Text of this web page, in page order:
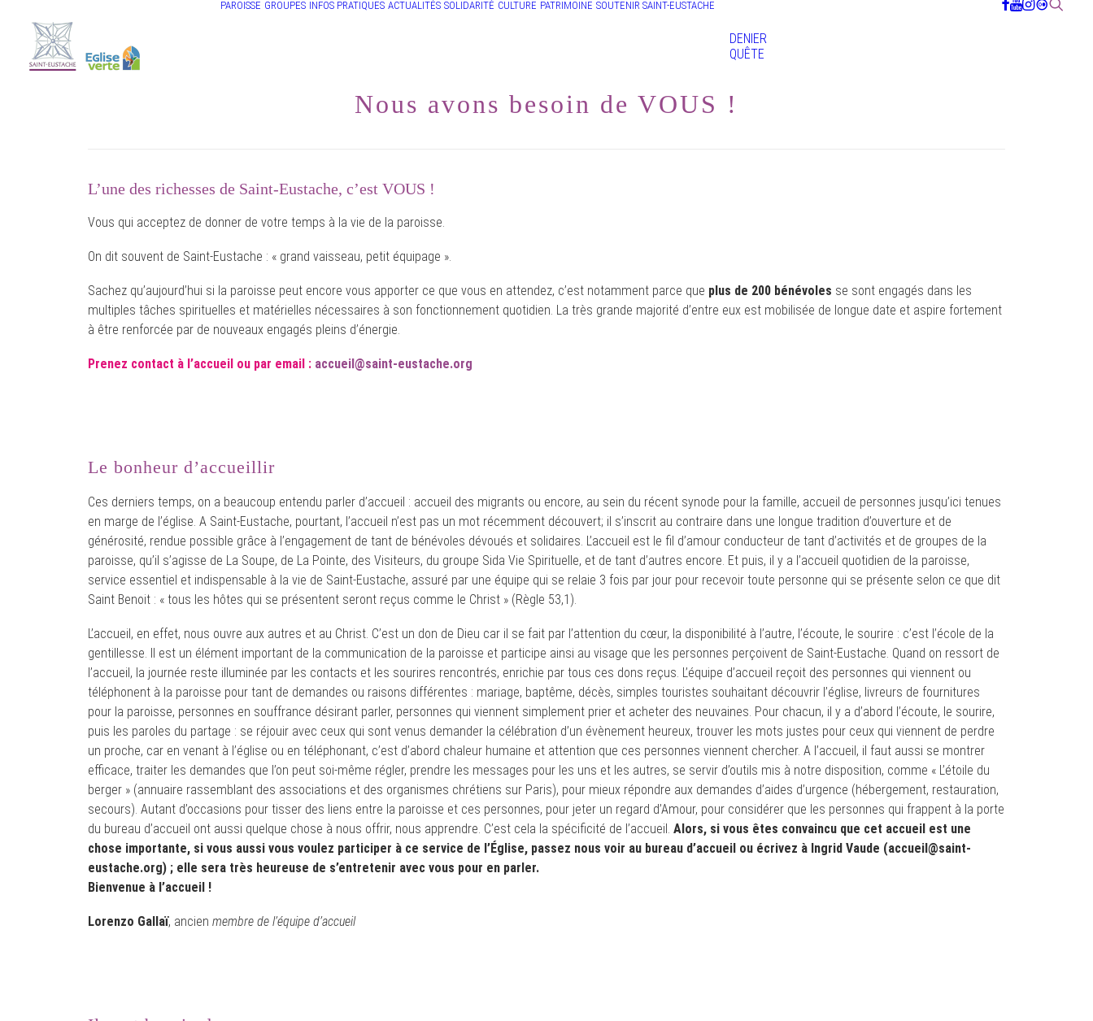
PAROISSE GROUPES INFOS PRATIQUES ACTUALITÉS SOLIDARITÉ CULTURE PATRIMOINE SOUTENIR SAINT-EUSTACHE
DENIER
QUÊTE
Nous avons besoin de VOUS !
L’une des richesses de Saint-Eustache, c’est VOUS !
Vous qui acceptez de donner de votre temps à la vie de la paroisse.
On dit souvent de Saint-Eustache : « grand vaisseau, petit équipage ».
Sachez qu’aujourd’hui si la paroisse peut encore vous apporter ce que vous en attendez, c’est notamment parce que plus de 200 bénévoles se sont engagés dans les
multiples tâches spirituelles et matérielles nécessaires à son fonctionnement quotidien. La très grande majorité d’entre eux est mobilisée de longue date et aspire fortement
à être renforcée par de nouveaux engagés pleins d’énergie.
Prenez contact à l’accueil ou par email : accueil@saint-eustache.org
Le bonheur d’accueillir
Ces derniers temps, on a beaucoup entendu parler d’accueil : accueil des migrants ou encore, au sein du récent synode pour la famille, accueil de personnes jusqu’ici tenues
en marge de l’église. A Saint-Eustache, pourtant, l’accueil n’est pas un mot récemment découvert; il s’inscrit au contraire dans une longue tradition d’ouverture et de
générosité, rendue possible grâce à l’engagement de tant de bénévoles dévoués et solidaires. L’accueil est le fil d’amour conducteur de tant d’activités et de groupes de la
paroisse, qu’il s’agisse de La Soupe, de La Pointe, des Visiteurs, du groupe Sida Vie Spirituelle, et de tant d’autres encore. Et puis, il y a l’accueil quotidien de la paroisse,
service essentiel et indispensable à la vie de Saint-Eustache, assuré par une équipe qui se relaie 3 fois par jour pour recevoir toute personne qui se présente selon ce que dit
Saint Benoit : « tous les hôtes qui se présentent seront reçus comme le Christ » (Règle 53,1).
L’accueil, en effet, nous ouvre aux autres et au Christ. C’est un don de Dieu car il se fait par l’attention du cœur, la disponibilité à l’autre, l’écoute, le sourire : c’est l’école de la
gentillesse. Il est un élément important de la communication de la paroisse et participe ainsi au visage que les personnes perçoivent de Saint-Eustache. Quand on ressort de
l’accueil, la journée reste illuminée par les contacts et les sourires rencontrés, enrichie par tous ces dons reçus. L’équipe d’accueil reçoit des personnes qui viennent ou
téléphonent à la paroisse pour tant de demandes ou raisons différentes : mariage, baptême, décès, simples touristes souhaitant découvrir l’église, livreurs de fournitures
pour la paroisse, personnes en souffrance désirant parler, personnes qui viennent simplement prier et acheter des neuvaines. Pour chacun, il y a d’abord l’écoute, le sourire,
puis les paroles du partage : se réjouir avec ceux qui sont venus demander la célébration d’un évènement heureux, trouver les mots justes pour ceux qui viennent de perdre
un proche, car en venant à l’église ou en téléphonant, c’est d’abord chaleur humaine et attention que ces personnes viennent chercher. A l’accueil, il faut aussi se montrer
efficace, traiter les demandes que l’on peut soi-même régler, prendre les messages pour les uns et les autres, se servir d’outils mis à notre disposition, comme « L’étoile du
berger » (annuaire rassemblant des associations et des organismes chrétiens sur Paris), pour mieux répondre aux demandes d’aides d’urgence (hébergement, restauration,
secours). Autant d’occasions pour tisser des liens entre la paroisse et ces personnes, pour jeter un regard d’Amour, pour considérer que les personnes qui frappent à la porte
du bureau d’accueil ont aussi quelque chose à nous offrir, nous apprendre. C’est cela la spécificité de l’accueil. Alors, si vous êtes convaincu que cet accueil est une
chose importante, si vous aussi vous voulez participer à ce service de l’Église, passez nous voir au bureau d’accueil ou écrivez à Ingrid Vaude (accueil@saint-
eustache.org) ; elle sera très heureuse de s’entretenir avec vous pour en parler.
Bienvenue à l’accueil !
Lorenzo Gallaï, ancien membre de l’équipe d’accueil